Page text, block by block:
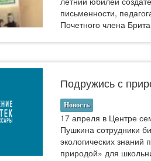
письменности,
Почетного члена
Подружись с
Новость
17 апреля в Центре
Пушкина сотрудники
экологических
природой» для